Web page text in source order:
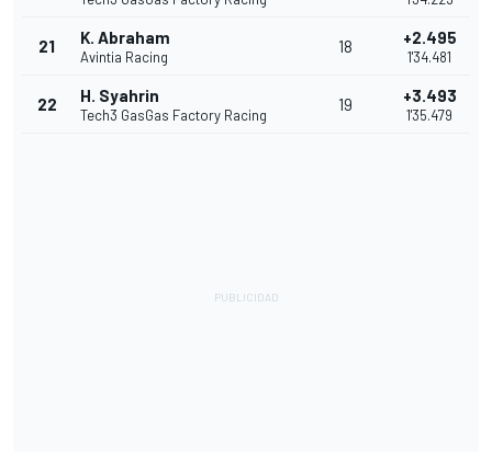
21 K. Abraham
Avintia Racing
18 +2.495
1'34.481
22 H. Syahrin
Tech3 GasGas Factory Racing
19 +3.493
1'35.479